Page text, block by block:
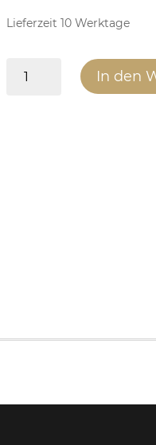
Lieferzeit 10 Werktage
Edelstahl
In den